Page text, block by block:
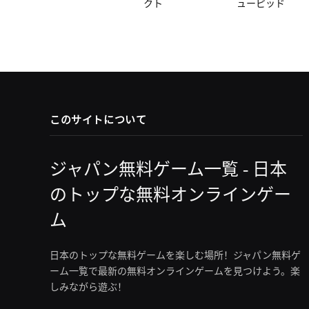
クト ューピッド
このサイトについて
ジャパン無料ゲーム一覧 - 日本
のトップな無料オンラインゲー
ム
日本のトップな無料ゲームを楽しむ場所！ジャパン無料ゲ
ーム一覧で最新の無料オンラインゲームを見つけよう。楽
しみながら遊ぶ！